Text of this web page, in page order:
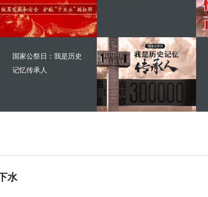
国家公祭日：我是历史
记忆传承人
水